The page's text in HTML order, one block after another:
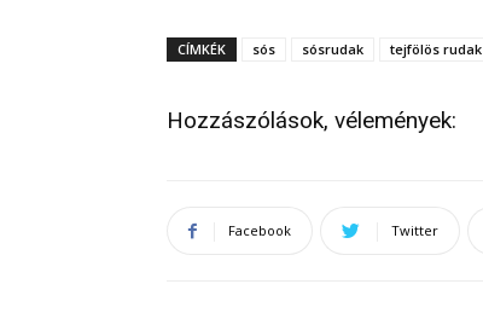
CÍMKÉK sós sósrudak tejfölös rudak
Hozzászólások, vélemények:
Facebook Twitter